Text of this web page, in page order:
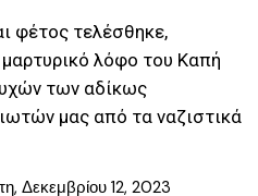
φέτος τελέσθηκε,
λόφο του Καπή
των αδίκως
μας από τα ναζιστικά
Δεκεμβρίου 12, 2023